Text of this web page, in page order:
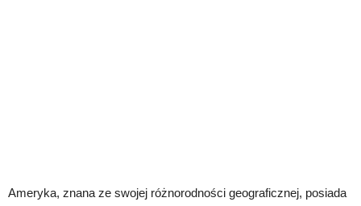
Ameryka, znana ze swojej różnorodności geograficznej, posiada